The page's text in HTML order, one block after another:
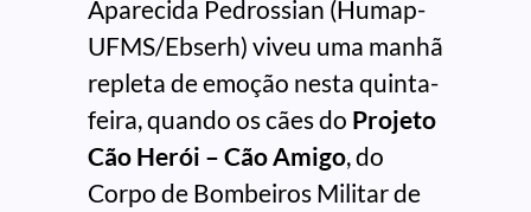
Aparecida Pedrossian (Humap-
UFMS/Ebserh) viveu uma manhã
repleta de emoção nesta quinta-
feira, quando os cães do Projeto
Cão Herói – Cão Amigo, do
Corpo de Bombeiros Militar de